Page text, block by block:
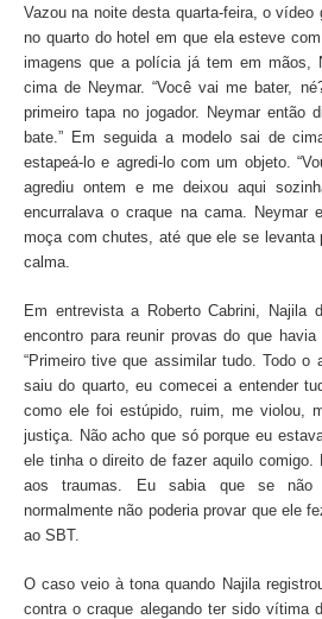
Vazou na noite desta quarta-feira, o vídeo
no quarto do hotel em que ela esteve
imagens que a polícia já tem em mãos,
cima de Neymar. “Você vai me bater,
primeiro tapa no jogador. Neymar então
bate.” Em seguida a modelo sai de
estapeá-lo e agredi-lo com um objeto.
agrediu ontem e me deixou aqui
encurralava o craque na cama. Neymar
moça com chutes, até que ele se levanta
calma.
Em entrevista a Roberto Cabrini, Najila
encontro para reunir provas do que
“Primeiro tive que assimilar tudo. Todo o
saiu do quarto, eu comecei a entender
como ele foi estúpido, ruim, me violou,
justiça. Não acho que só porque eu
ele tinha o direito de fazer aquilo comigo.
aos traumas. Eu sabia que se não
normalmente não poderia provar que ele
ao SBT.
O caso veio à tona quando Najila
contra o craque alegando ter sido vítima